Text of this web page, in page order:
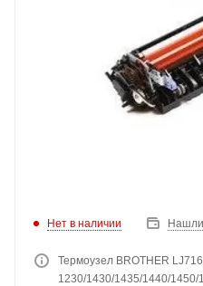
Нет в наличии
Термоузел BROTHER
1230/1430/1435/1440/